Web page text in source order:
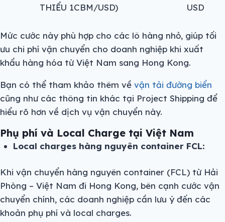
THIỂU 1CBM/USD)
USD
Mức cước này phù hợp cho các lô hàng nhỏ, giúp tối
ưu chi phí vận chuyển cho doanh nghiệp khi xuất
khẩu hàng hóa từ Việt Nam sang Hong Kong.
Bạn có thể tham khảo thêm về vận tải đường biển
cũng như các thông tin khác tại Project Shipping để
hiểu rõ hơn về dịch vụ vận chuyển này.
Phụ phí và Local Charge tại Việt Nam
Local charges hàng nguyên container FCL:
Khi vận chuyển hàng nguyên container (FCL) từ Hải
Phòng – Việt Nam đi Hong Kong, bên cạnh cước vận
chuyển chính, các doanh nghiệp cần lưu ý đến các
khoản phụ phí và local charges.